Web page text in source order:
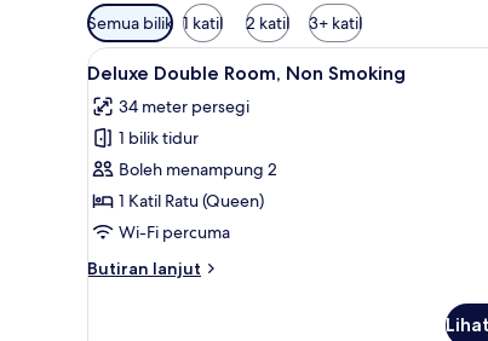
Penapis
yang
tersedia
untuk
bilik
Semua bilik 1 katil 2 katil 3+ katil
Lihat
semua
foto
untuk
Deluxe
Double
Room,
Smoking
Deluxe Double
13
Deluxe Double Room, Non Smoking
34 meter persegi
1 bilik tidur
Boleh menampung 2
1 Katil Ratu (Queen)
Wi-Fi percuma
Butiran lanjut
Butiran